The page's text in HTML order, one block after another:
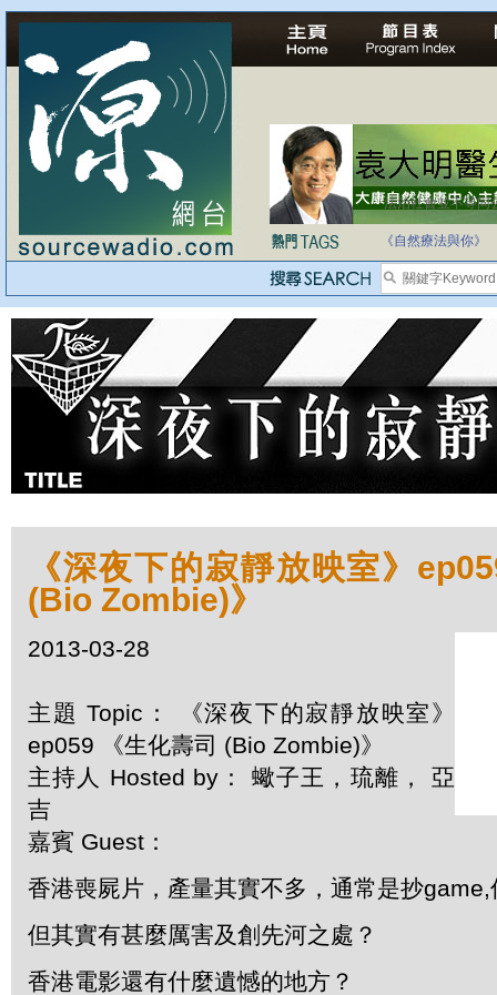
法治社會並不等同
自家教育合法化-
《自然療法與你》
《深夜下的寂靜放映室》
(Bio Zombie)》
2013-03-28
主題 Topic： 《深夜下的寂靜放映室》
ep059 《生化壽司 (Bio Zombie)》
主持人 Hosted by： 蠍子王，琉離， 亞
吉
嘉賓 Guest：
香港喪屍片，產量其實不多，通常是抄
但其實有甚麼厲害及創先河之處？
香港電影還有什麼遺憾的地方？